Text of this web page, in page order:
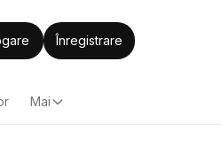
Înregistrare
Mai